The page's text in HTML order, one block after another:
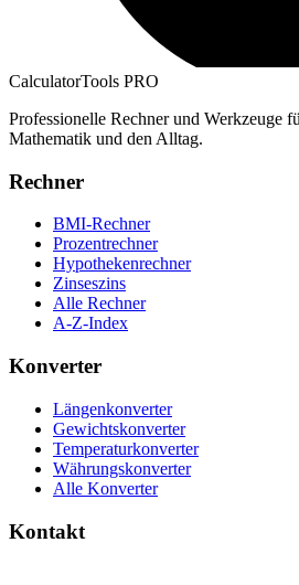
CalculatorTools PRO
Professionelle Rechner und Werkzeuge
Mathematik und den Alltag.
Rechner
BMI-Rechner
Prozentrechner
Hypothekenrechner
Zinseszins
Alle Rechner
A-Z-Index
Konverter
Längenkonverter
Gewichtskonverter
Temperaturkonverter
Währungskonverter
Alle Konverter
Kontakt